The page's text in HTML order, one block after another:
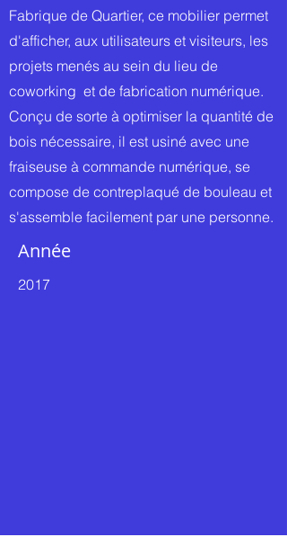
Fabrique de Quartier, ce mobilier permet
d'afficher, aux utilisateurs et visiteurs, les
projets menés au sein du lieu de
coworking et de fabrication numérique.
Conçu de sorte à optimiser la quantité de
bois nécessaire, il est usiné avec une
fraiseuse à commande numérique, se
compose de contreplaqué de bouleau et
s'assemble facilement par une personne.
Année
2017